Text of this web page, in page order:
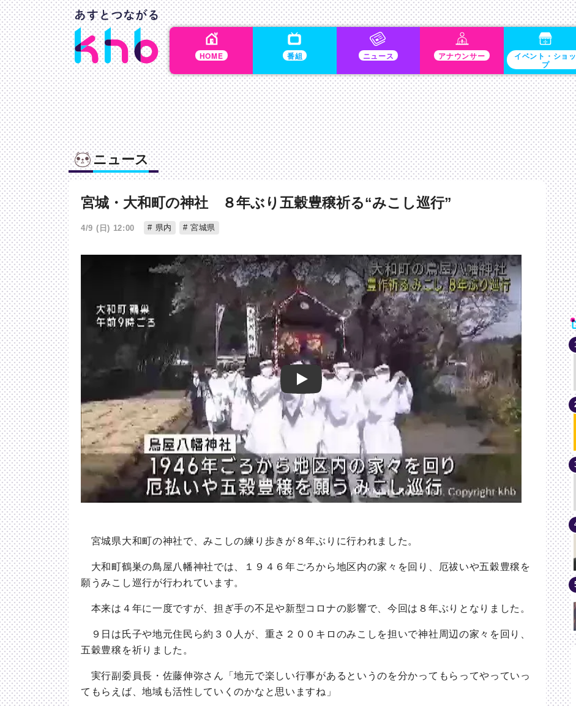
HOME 番組 ニュース アナウンサー イベント・ショッ
プ
ニュース
宮城・大和町の神社 ８年ぶり五穀豊穣祈る“みこし巡行”
4/9 (日) 12:00 県内 宮城県
Play
宮城県大和町の神社で、みこしの練り歩きが８年ぶりに行われました。
大和町鶴巣の鳥屋八幡神社では、１９４６年ごろから地区内の家々を回り、厄祓いや五穀豊穣を
願うみこし巡行が行われています。
本来は４年に一度ですが、担ぎ手の不足や新型コロナの影響で、今回は８年ぶりとなりました。
９日は氏子や地元住民ら約３０人が、重さ２００キロのみこしを担いで神社周辺の家々を回り、
五穀豊穣を祈りました。
実行副委員長・佐藤伸弥さん「地元で楽しい行事があるというのを分かってもらってやっていっ
てもらえば、地域も活性していくのかなと思いますね」